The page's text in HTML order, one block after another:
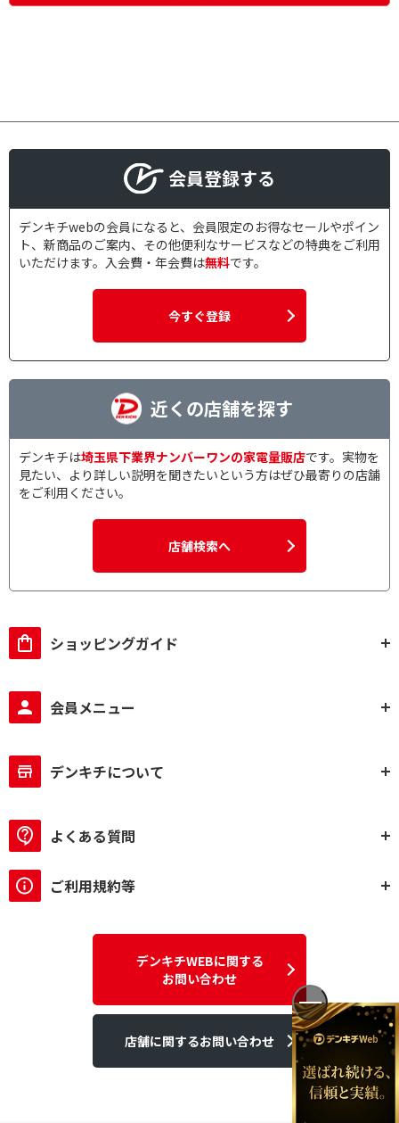
会員登録する
デンキチwebの会員になると、会員限定のお得なセールやポイン
ト、新商品のご案内、その他便利なサービスなどの特典をご利用
いただけます。入会費・年会費は無料です。
今すぐ登録
近くの店舗を探す
デンキチは埼玉県下業界ナンバーワンの家電量販店です。実物を
見たい、より詳しい説明を聞きたいという方はぜひ最寄りの店舗
をご利用ください。
店舗検索へ
ショッピングガイド
会員メニュー
デンキチについて
よくある質問
ご利用規約等
デンキチWEBに関する
お問い合わせ
店舗に関するお問い合わせ